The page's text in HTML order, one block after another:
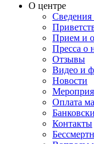
О центре
Сведения
Прием и
Пресса о
Отзывы
Видео и
Новости
Оплата
Контакты